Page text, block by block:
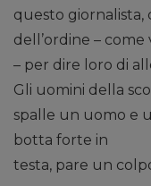
questo
dell’ordine –
– per dire loro di
Gli uomini della
spalle un uomo e
botta forte in
testa, pare un